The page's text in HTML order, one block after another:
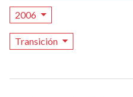
2006
Transición